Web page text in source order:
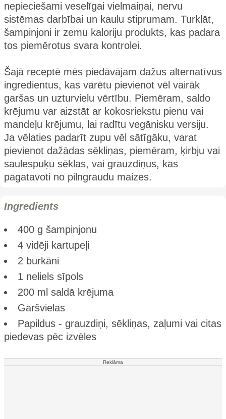
nepieciešami veselīgai vielmaiņai, nervu
sistēmas darbībai un kaulu stiprumam. Turklāt,
šampinjoni ir zemu kaloriju produkts, kas padara
tos piemērotus svara kontrolei.
Šajā receptē mēs piedāvājam dažus alternatīvus
ingredientus, kas varētu pievienot vēl vairāk
garšas un uzturvielu vērtību. Piemēram, saldo
krējumu var aizstāt ar kokosriekstu pienu vai
mandeļu krējumu, lai radītu vegānisku versiju.
Ja vēlaties padarīt zupu vēl sātīgāku, varat
pievienot dažādas sēkliņas, piemēram, ķirbju vai
saulespuķu sēklas, vai grauzdiņus, kas
pagatavoti no pilngraudu maizes.
Ingredients
400 g šampinjonu
4 vidēji kartupeļi
2 burkāni
1 neliels sīpols
200 ml saldā krējuma
Garšvielas
Papildus - grauzdiņi, sēkliņas, zaļumi vai citas
piedevas pēc izvēles
Reklāma